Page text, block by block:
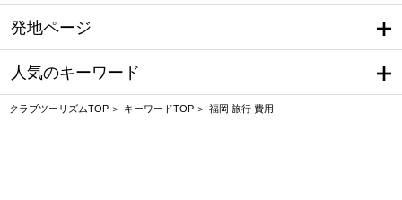
発地ページ
人気のキーワード
クラブツーリズムTOP キーワードTOP 福岡 旅行 費用